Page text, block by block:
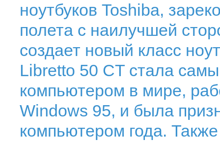
ноутбуков Toshiba,
полета с наилучшей
создает новый класс
Libretto 50 CT стала
компьютером в мире,
Windows 95, и была
компьютером года.